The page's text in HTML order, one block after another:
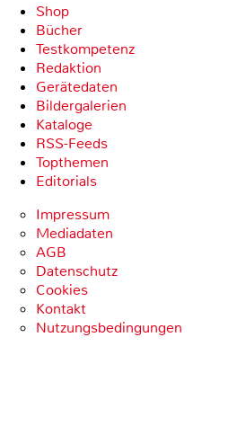
Shop
Bücher
Testkompetenz
Redaktion
Gerätedaten
Bildergalerien
Kataloge
RSS-Feeds
Topthemen
Editorials
Impressum
Mediadaten
AGB
Datenschutz
Cookies
Kontakt
Nutzungsbedingungen